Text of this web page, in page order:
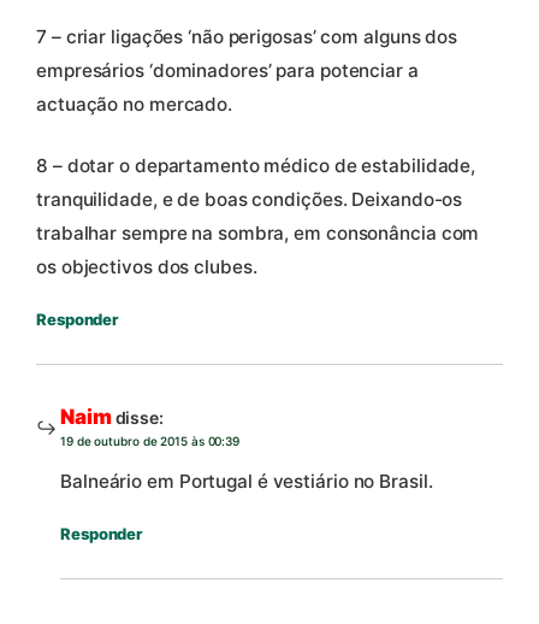
7 – criar ligações ‘não perigosas’ com alguns dos
empresários ‘dominadores’ para potenciar a
actuação no mercado.
8 – dotar o departamento médico de estabilidade,
tranquilidade, e de boas condições. Deixando-os
trabalhar sempre na sombra, em consonância com
os objectivos dos clubes.
Responder
Naimdisse:
19 de outubro de 2015 às 00:39
Balneário em Portugal é vestiário no Brasil.
Responder